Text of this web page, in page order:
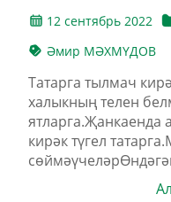
12 сентябрь 2022
Әмир МӘХМҮДОВ
Татарга тылмач
халыкның телен
кирәк түгел